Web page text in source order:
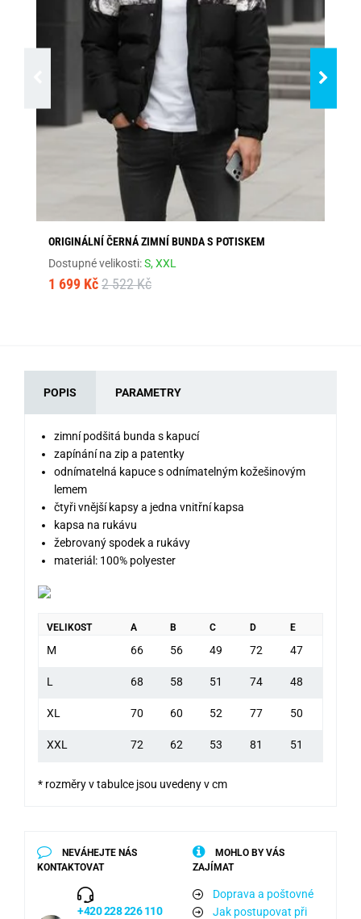
ORIGINÁLNÍ ČERNÁ ZIMNÍ BUNDA S POTISKEM
Dostupné velikosti:S,XXL
1 699 Kč 2 522 Kč
POPIS PARAMETRY
zimní podšitá bunda s kapucí
zapínání na zip a patentky
odnímatelná kapuce s odnímatelným kožešinovým
lemem
čtyři vnější kapsy a jedna vnitřní kapsa
kapsa na rukávu
žebrovaný spodek a rukávy
materiál: 100% polyester
VELIKOST A B C D E
M 66 56 49 72 47
L 68 58 51 74 48
XL 70 60 52 77 50
XXL 72 62 53 81 51
* rozměry v tabulce jsou uvedeny v cm
NEVÁHEJTE NÁS
KONTAKTOVAT
+420 228 226 110
MOHLO BY VÁS
ZAJÍMAT
Doprava a poštovné
Jak postupovat při